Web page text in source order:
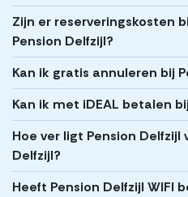
Zijn er reserveringskosten
Pension Delfzijl?
Kan ik gratis annuleren bij
Kan ik met iDEAL betalen
Hoe ver ligt Pension
Delfzijl?
Heeft Pension Delfzijl WIFI